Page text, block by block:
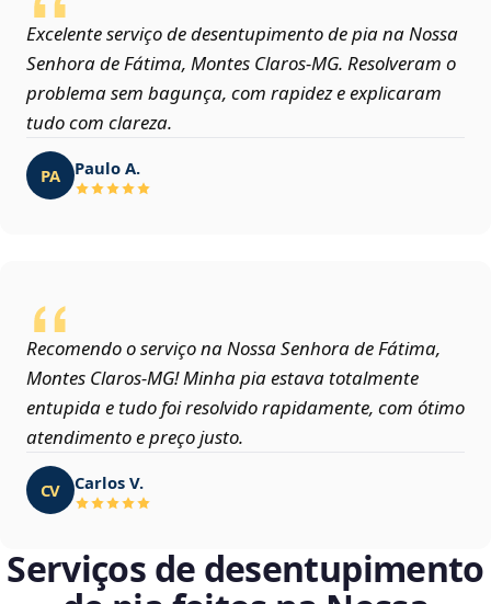
Excelente serviço de desentupimento de pia na Nossa
Senhora de Fátima, Montes Claros‑MG. Resolveram o
problema sem bagunça, com rapidez e explicaram
tudo com clareza.
PA Paulo A.
Recomendo o serviço na Nossa Senhora de Fátima,
Montes Claros‑MG! Minha pia estava totalmente
entupida e tudo foi resolvido rapidamente, com ótimo
atendimento e preço justo.
CV Carlos V.
Serviços de desentupimento